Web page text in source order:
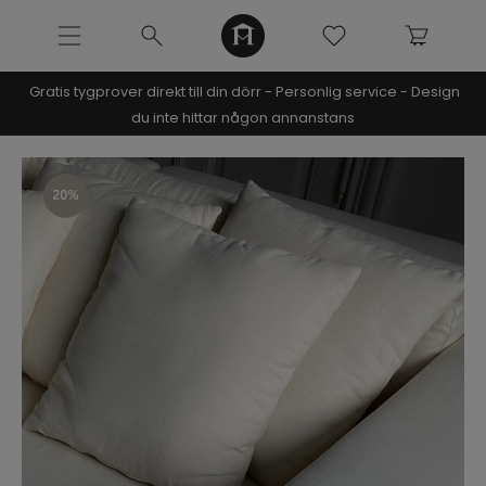
NOOMI x KRISTIN
SOFFOR
Pre-made soffor
Alla soffor
Bästsäljande modeller
Modulsoffor
Divansoffor
Gratis tygprover direkt till din dörr - Personlig service - Design
du inte hittar någon annanstans